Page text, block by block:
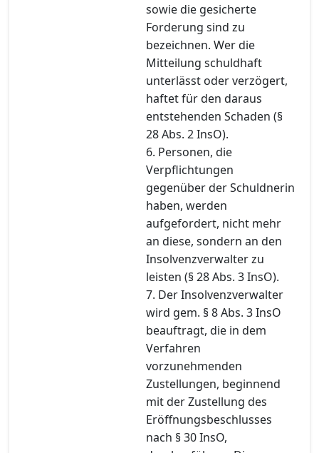
sowie die gesicherte
Forderung sind zu
bezeichnen. Wer die
Mitteilung schuldhaft
unterlässt oder verzögert,
haftet für den daraus
entstehenden Schaden (§
28 Abs. 2 InsO).
6. Personen, die
Verpflichtungen
gegenüber der Schuldnerin
haben, werden
aufgefordert, nicht mehr
an diese, sondern an den
Insolvenzverwalter zu
leisten (§ 28 Abs. 3 InsO).
7. Der Insolvenzverwalter
wird gem. § 8 Abs. 3 InsO
beauftragt, die in dem
Verfahren
vorzunehmenden
Zustellungen, beginnend
mit der Zustellung des
Eröffnungsbeschlusses
nach § 30 InsO,